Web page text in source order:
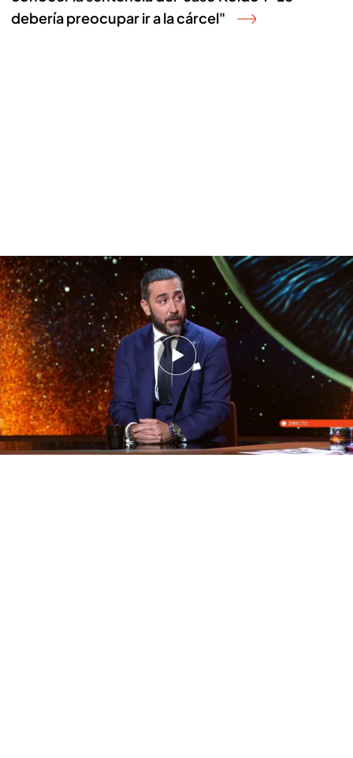
debería preocupar ir a la cárcel"
Víctor de Aldama señala a Pedro Sánchez tras conocer la sentencia del
'caso Koldo': "Le debería preocupar ir a la cárcel"